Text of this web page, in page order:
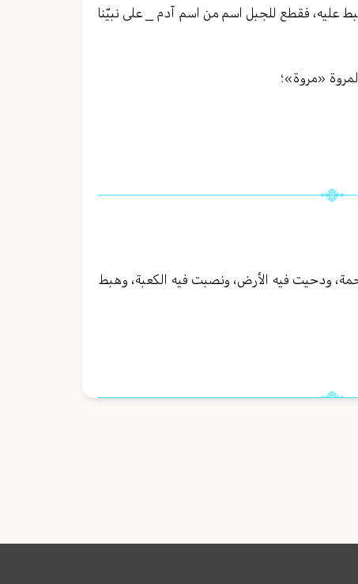
عليه، فقطع للجبل اسم من اسم آدم _ على نبيّنا
«مروة»؛
ودحيت فيه الأرض، ونصبت فيه الكعبة، وهبط